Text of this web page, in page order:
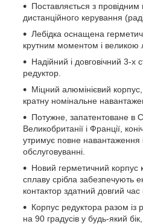
Поставляється з
дистанційного керування
Лебідка оснащена
крутним моментом і великою
Надійний і довговічний 3-х
редуктор.
Міцний алюмінієвий
кратну номінальне
Потужне, запатентоване в
Великобританії і Франції,
утримує повне навантаження
обслуговуванні.
Новий герметичний корпус
сплаву срібла забезпечують
контактор здатний довгий
Корпус редуктора разом
на 90 градусів у будь-який